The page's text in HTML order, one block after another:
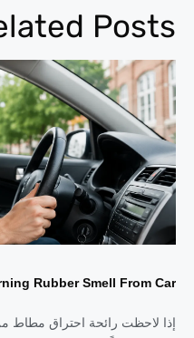
Posts
Rubber Smell From Car?
إذا لاحظت رائحة احتراق مطاط